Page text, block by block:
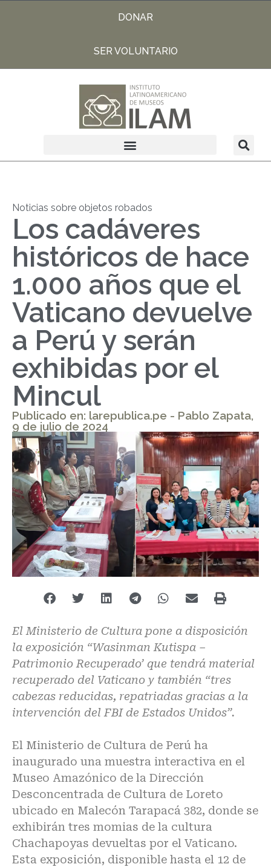
DONAR
SER VOLUNTARIO
Noticias sobre objetos robados
Los cadáveres
históricos de hace
1.000 años que el
Vaticano devuelve
a Perú y serán
exhibidas por el
Mincul
Publicado en: larepublica.pe - Pablo Zapata,
9 de julio de 2024
El Ministerio de Cultura pone a disposición
la exposición “Wasinman Kutispa –
Patrimonio Recuperado’ que tendrá material
recuperado del Vaticano y también “tres
cabezas reducidas, repatriadas gracias a la
intervención del FBI de Estados Unidos”.
El Ministerio de Cultura de Perú ha
inaugurado una muestra interactiva en el
Museo Amazónico de la Dirección
Desconcentrada de Cultura de Loreto
ubicado en Malecón Tarapacá 382, donde se
exhibirán tres momias de la cultura
Chachapoyas devueltas por el Vaticano.
Esta exposición, disponible hasta el 12 de